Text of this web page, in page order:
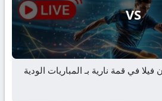
VS
في قمة نارية بـ المباريات الودية